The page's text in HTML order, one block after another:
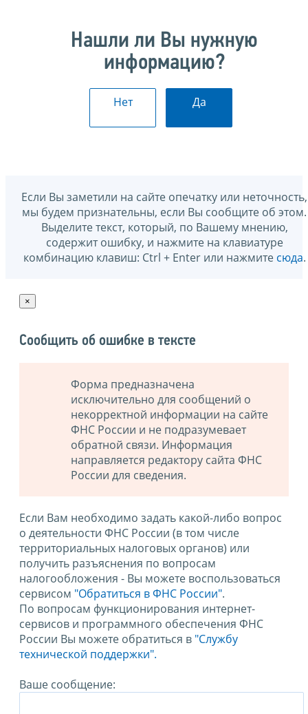
Нашли ли Вы нужную
информацию?
Нет Да
Если Вы заметили на сайте опечатку или неточность,
мы будем признательны, если Вы сообщите об этом.
Выделите текст, который, по Вашему мнению,
содержит ошибку, и нажмите на клавиатуре
комбинацию клавиш: Ctrl + Enter или нажмите сюда.
×
Сообщить об ошибке в тексте
Форма предназначена
исключительно для сообщений о
некорректной информации на сайте
ФНС России и не подразумевает
обратной связи. Информация
направляется редактору сайта ФНС
России для сведения.
Если Вам необходимо задать какой-либо вопрос
о деятельности ФНС России (в том числе
территориальных налоговых органов) или
получить разъяснения по вопросам
налогообложения - Вы можете воспользоваться
сервисом "Обратиться в ФНС России".
По вопросам функционирования интернет-
сервисов и программного обеспечения ФНС
России Вы можете обратиться в "Службу
технической поддержки".
Ваше сообщение: